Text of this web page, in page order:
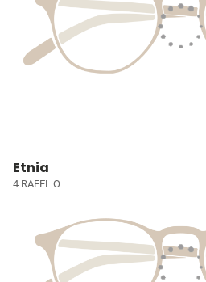
Etnia
4 RAFEL O